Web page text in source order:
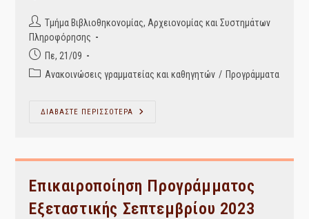
Post
author:
Τμήμα Βιβλιοθηκονομίας, Αρχειονομίας και Συστημάτων
Πληροφόρησης
Post
published:
Πε, 21/09
PostΑνακοινώσεις γραμματείας και καθηγητών / Προγράμματα
ΔΙΑΒΑΣΤΕ ΠΕΡΙΣΣΟΤΕΡΑ
Πρόγραμμα
2022-
Καιρικών
Φαινομένων)
Επικαιροποίηση Προγράμματος
Εξεταστικής Σεπτεμβρίου 2023